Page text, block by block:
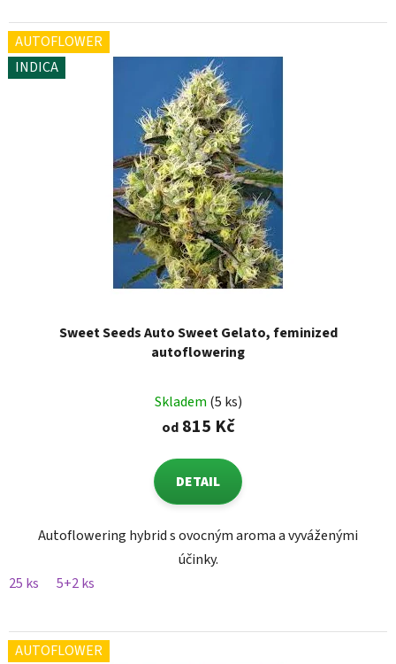
AUTOFLOWER
INDICA
Sweet Seeds Auto Sweet Gelato, feminized
autoflowering
Skladem (5 ks)
od815 Kč
DETAIL
Autoflowering hybrid s ovocným aroma a vyváženými
účinky.
25 ks
5+2 ks
AUTOFLOWER